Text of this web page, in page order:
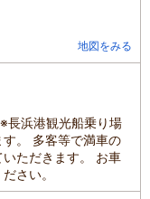
地図をみる
長浜港観光船乗り場
。 多客等で満車の
ただきます。 お車
さい。